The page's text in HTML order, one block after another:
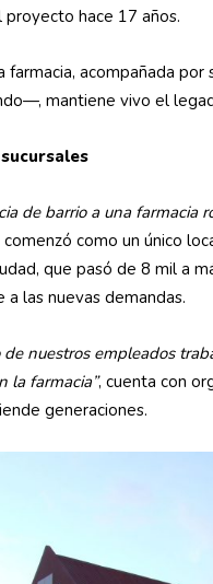
hace 17 años.
acompañada
mantiene vivo el
de barrio a una farmacia
como un único
que pasó de 8 mil a
las nuevas demandas.
de nuestros empleados
la farmacia”, cuenta con
generaciones.